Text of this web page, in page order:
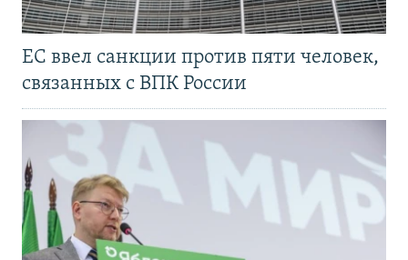
ЕС ввел санкции против пяти человек,
связанных с ВПК России